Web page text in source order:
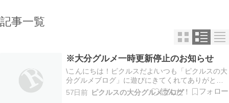
記事一覧
※大分グルメ一時更新停止のお知らせ
\こんにちは！ピクルスだよ/いつも「ピクルスの大
分グルメブログ」に遊びにきてくれてありがと
う！ピクルス諸事情で東京に住むことになったか
ら、数年後大分に帰ってくるまで大分グルメの記
57日前 ピクルスの大分グルメブログ